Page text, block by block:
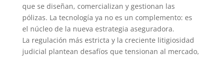
que se diseñan, comercializan y gestionan las
pólizas. La tecnología ya no es un complemento: es
el núcleo de la nueva estrategia aseguradora.
La regulación más estricta y la creciente litigiosidad
judicial plantean desafíos que tensionan al mercado,